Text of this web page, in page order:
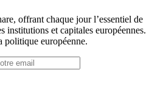
offrant chaque jour l’essentiel de
institutions et capitales européennes.
politique européenne.